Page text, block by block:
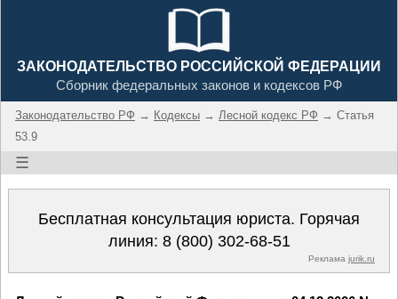
ЗАКОНОДАТЕЛЬСТВО РОССИЙСКОЙ ФЕДЕРАЦИИ
Сборник федеральных законов и кодексов РФ
Законодательство РФ → Кодексы → Лесной кодекс РФ → Статья
53.9
☰
Бесплатная консультация юриста. Горячая
линия: 8 (800) 302-68-51
Реклама jurik.ru